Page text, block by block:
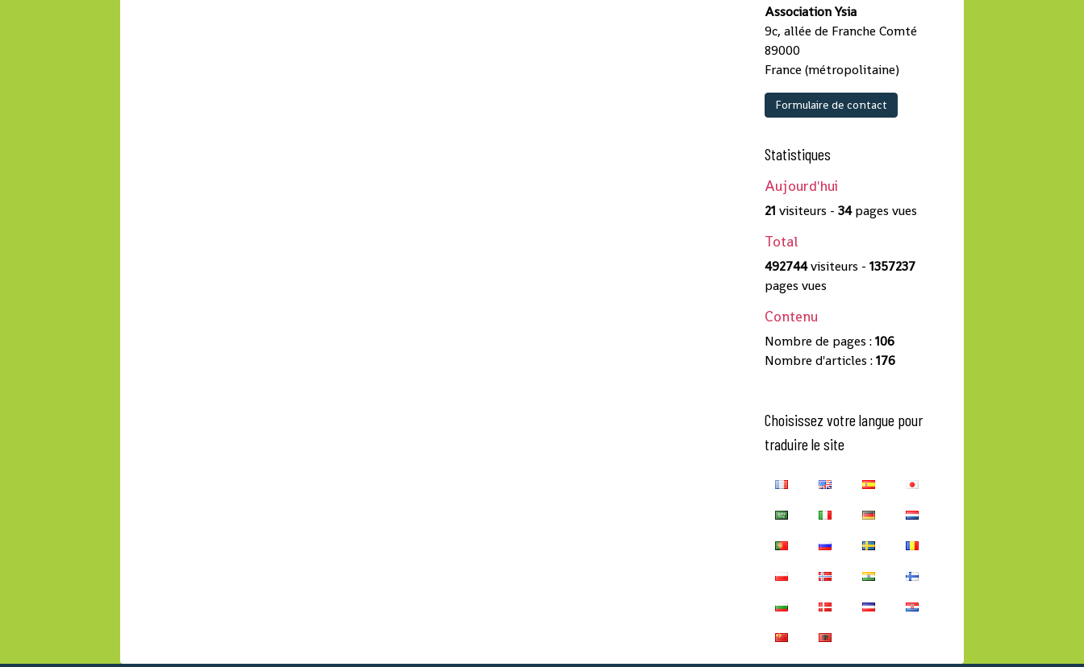
Association Ysia
9c, allée de Franche Comté
89000
France (métropolitaine)
Formulaire de contact
Statistiques
Aujourd'hui
21 visiteurs -34pages vues
Total
492744visiteurs -1357237
pages vues
Contenu
Nombre de pages :106
Nombre d'articles :176
Choisissez votre langue pour
traduire le site